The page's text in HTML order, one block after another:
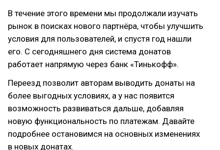
В течение этого времени мы продолжали изучать
рынок в поисках нового партнёра, чтобы улучшить
условия для пользователей, и спустя год нашли
его. С сегодняшнего дня система донатов
работает напрямую через банк «Тинькофф».
Переезд позволит авторам выводить донаты на
более выгодных условиях, а у нас появится
возможность развиваться дальше, добавляя
новую функциональность по платежам. Давайте
подробнее остановимся на основных изменениях
в новых донатах.